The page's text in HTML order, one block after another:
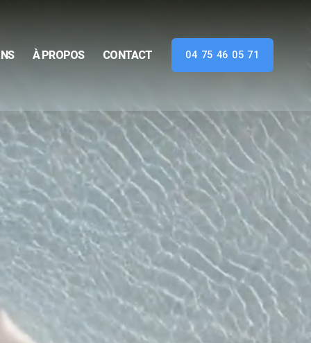
À PROPOS CONTACT 04 75 46 05 71